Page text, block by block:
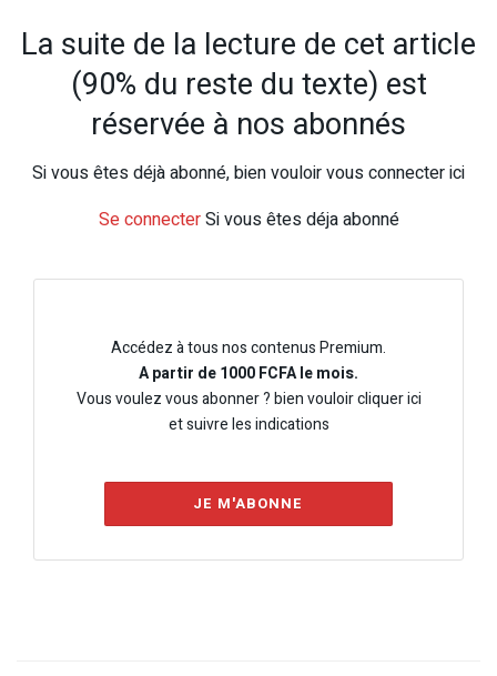
La suite de la lecture de cet article
(90% du reste du texte) est
réservée à nos abonnés
Si vous êtes déjà abonné, bien vouloir vous connecter ici
Se connecterSi vous êtes déja abonné
Accédez à tous nos contenus Premium.
A partir de 1000 FCFA le mois.
Vous voulez vous abonner ? bien vouloir cliquer ici
et suivre les indications
JE M'ABONNE